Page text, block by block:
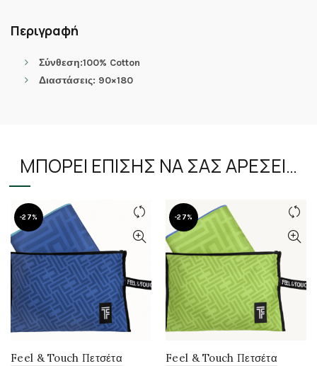
Περιγραφή
Σύνθεση:100% Cotton
Διαστάσεις: 90×180
ΜΠΟΡΕΊ ΕΠΊΣΗΣ ΝΑ ΣΑΣ ΑΡΈΣΕΙ…
-27%
Feel & Touch Πετσέτα
-27%
Feel & Touch Πετσέτα